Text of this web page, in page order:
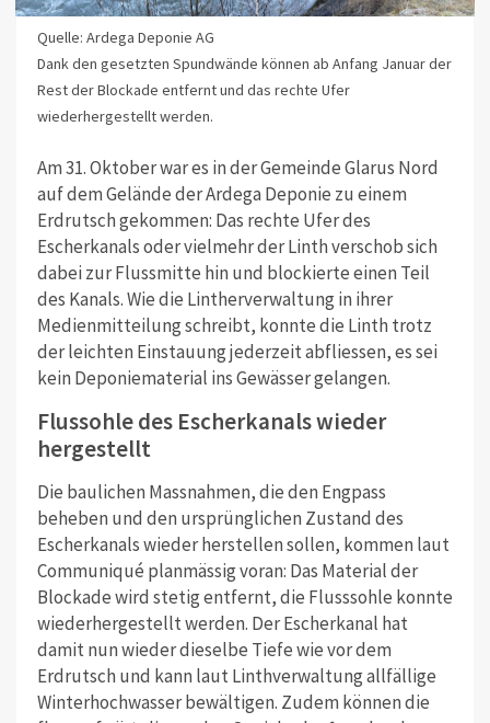
Quelle: Ardega Deponie AG
Dank den gesetzten Spundwände können ab Anfang Januar der
Rest der Blockade entfernt und das rechte Ufer
wiederhergestellt werden.
Am 31. Oktober war es in der Gemeinde Glarus Nord
auf dem Gelände der Ardega Deponie zu einem
Erdrutsch gekommen: Das rechte Ufer des
Escherkanals oder vielmehr der Linth verschob sich
dabei zur Flussmitte hin und blockierte einen Teil
des Kanals. Wie die Lintherverwaltung in ihrer
Medienmitteilung schreibt, konnte die Linth trotz
der leichten Einstauung jederzeit abfliessen, es sei
kein Deponiematerial ins Gewässer gelangen.
Flussohle des Escherkanals wieder
hergestellt
Die baulichen Massnahmen, die den Engpass
beheben und den ursprünglichen Zustand des
Escherkanals wieder herstellen sollen, kommen laut
Communiqué planmässig voran: Das Material der
Blockade wird stetig entfernt, die Flusssohle konnte
wiederhergestellt werden. Der Escherkanal hat
damit nun wieder dieselbe Tiefe wie vor dem
Erdrutsch und kann laut Linthverwaltung allfällige
Winterhochwasser bewältigen. Zudem können die